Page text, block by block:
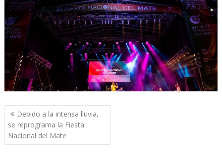
Navegación
de
entradas
Debido a la intensa lluvia,
se reprograma la Fiesta
Nacional del Mate